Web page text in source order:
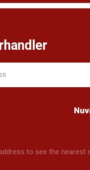
to see the nearest